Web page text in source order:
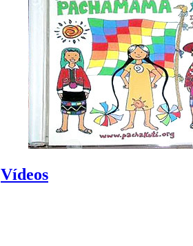
Vídeos